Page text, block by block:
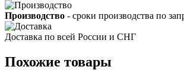
Производство - сроки производства по
Доставка по всей России и СНГ
Похожие товары